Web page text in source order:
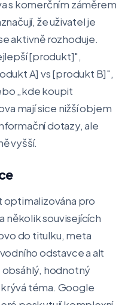
s komerčním záměrem
že uživatel je
aktivně rozhoduje.
[produkt]",
A] vs [produkt B]",
„kde koupit
mají sice nižší objem
dotazy, ale
vyšší.
optimalizována pro
několik souvisejících
do titulku, meta
odstavce a alt
hodnotný
téma. Google